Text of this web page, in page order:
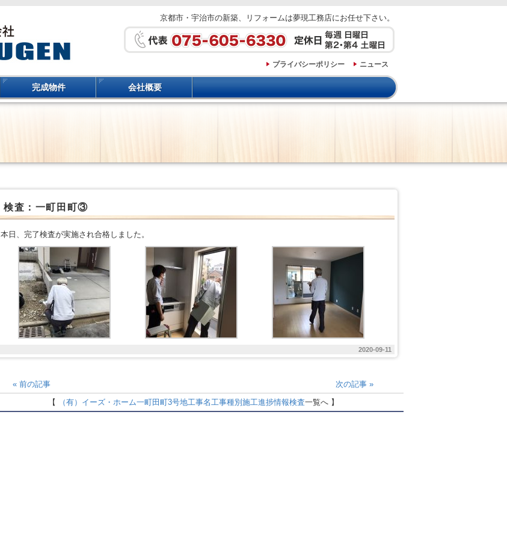
京都市・宇治市の新築、リフォームは夢現工務店にお任せ下さい。
プライバシーポリシー ニュース
完成物件 会社概要
検査：一町田町③
本日、完了検査が実施され合格しました。
2020-09-11
« 前の記事 次の記事 »
【
（有）イーズ・ホーム一町田町3号地工事名工事種別 施工進捗情報検査一覧へ 】